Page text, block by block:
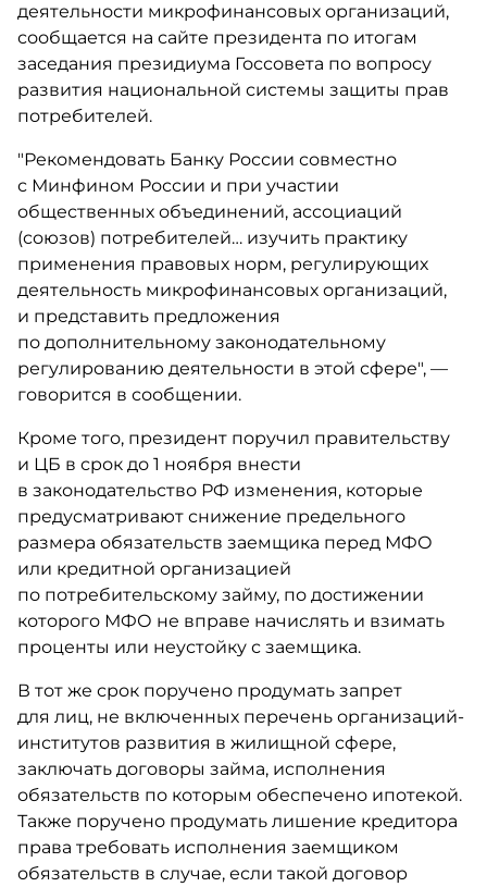
деятельности микрофинансовых организаций,
сообщается на сайте президента по итогам
заседания президиума Госсовета по вопросу
развития национальной системы защиты прав
потребителей.
"Рекомендовать Банку России совместно
с Минфином России и при участии
общественных объединений, ассоциаций
(союзов) потребителей… изучить практику
применения правовых норм, регулирующих
деятельность микрофинансовых организаций,
и представить предложения
по дополнительному законодательному
регулированию деятельности в этой сфере", —
говорится в сообщении.
Кроме того, президент поручил правительству
и ЦБ в срок до 1 ноября внести
в законодательство РФ изменения, которые
предусматривают снижение предельного
размера обязательств заемщика перед МФО
или кредитной организацией
по потребительскому займу, по достижении
которого МФО не вправе начислять и взимать
проценты или неустойку с заемщика.
В тот же срок поручено продумать запрет
для лиц, не включенных перечень организаций-
институтов развития в жилищной сфере,
заключать договоры займа, исполнения
обязательств по которым обеспечено ипотекой.
Также поручено продумать лишение кредитора
права требовать исполнения заемщиком
обязательств в случае, если такой договор